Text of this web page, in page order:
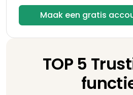
Maak een gratis
TOP 5